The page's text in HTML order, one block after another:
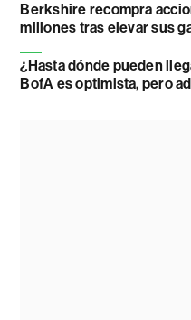
Berkshire recompra
millones tras elevar sus
¿Hasta dónde pueden
BofA es optimista, pero